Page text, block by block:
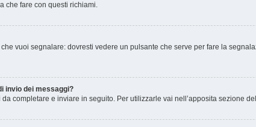
che fare con questi richiami.
vuoi segnalare: dovresti vedere un pulsante che serve per fare la
invio dei messaggi?
completare e inviare in seguito. Per utilizzarle vai nell’apposita sezione